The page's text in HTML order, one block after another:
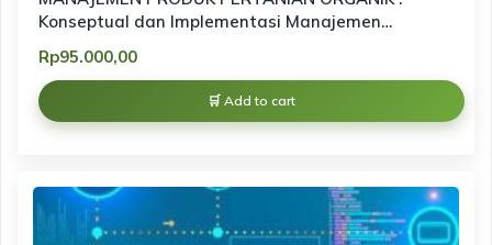
Konseptual dan Implementasi Manajemen
keberlanjutan
Rp95.000,00
Add to cart